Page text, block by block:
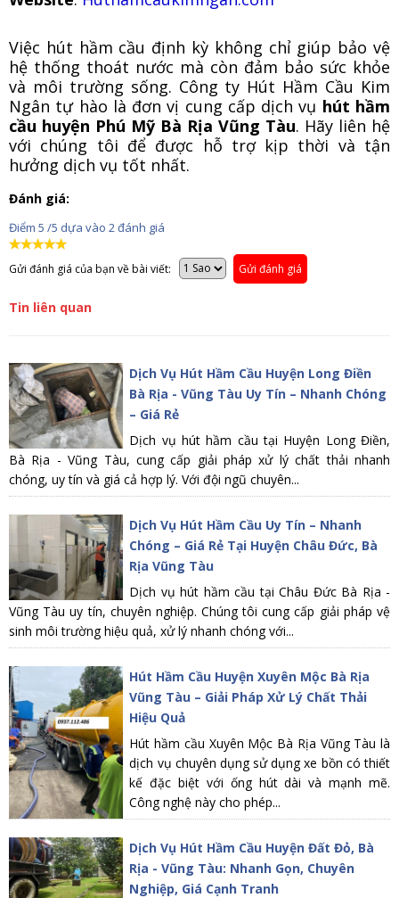
Việc hút hầm cầu định kỳ không chỉ giúp bảo vệ
hệ thống thoát nước mà còn đảm bảo sức khỏe
và môi trường sống. Công ty Hút Hầm Cầu Kim
Ngân tự hào là đơn vị cung cấp dịch vụ hút hầm
cầu huyện Phú Mỹ Bà Rịa Vũng Tàu. Hãy liên hệ
với chúng tôi để được hỗ trợ kịp thời và tận
hưởng dịch vụ tốt nhất.
Đánh giá:
Điểm 5 /5 dựa vào 2đánh giá
Gửi đánh giá của bạn về bài viết: Gửi đánh giá
Tin liên quan
Dịch Vụ Hút Hầm Cầu Huyện Long Điền
Bà Rịa - Vũng Tàu Uy Tín – Nhanh Chóng
– Giá Rẻ
Dịch vụ hút hầm cầu tại Huyện Long Điền,
Bà Rịa - Vũng Tàu, cung cấp giải pháp xử lý chất thải nhanh
chóng, uy tín và giá cả hợp lý. Với đội ngũ chuyên...
Dịch Vụ Hút Hầm Cầu Uy Tín – Nhanh
Chóng – Giá Rẻ Tại Huyện Châu Đức, Bà
Rịa Vũng Tàu
Dịch vụ hút hầm cầu tại Châu Đức Bà Rịa -
Vũng Tàu uy tín, chuyên nghiệp. Chúng tôi cung cấp giải pháp vệ
sinh môi trường hiệu quả, xử lý nhanh chóng với...
Hút Hầm Cầu Huyện Xuyên Mộc Bà Rịa
Vũng Tàu – Giải Pháp Xử Lý Chất Thải
Hiệu Quả
Hút hầm cầu Xuyên Mộc Bà Rịa Vũng Tàu là
dịch vụ chuyên dụng sử dụng xe bồn có thiết
kế đặc biệt với ống hút dài và mạnh mẽ.
Công nghệ này cho phép...
Dịch Vụ Hút Hầm Cầu Huyện Đất Đỏ, Bà
Rịa - Vũng Tàu: Nhanh Gọn, Chuyên
Nghiệp, Giá Cạnh Tranh